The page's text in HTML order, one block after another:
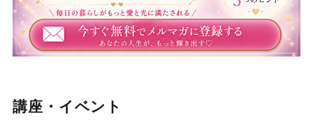
講座・イベント